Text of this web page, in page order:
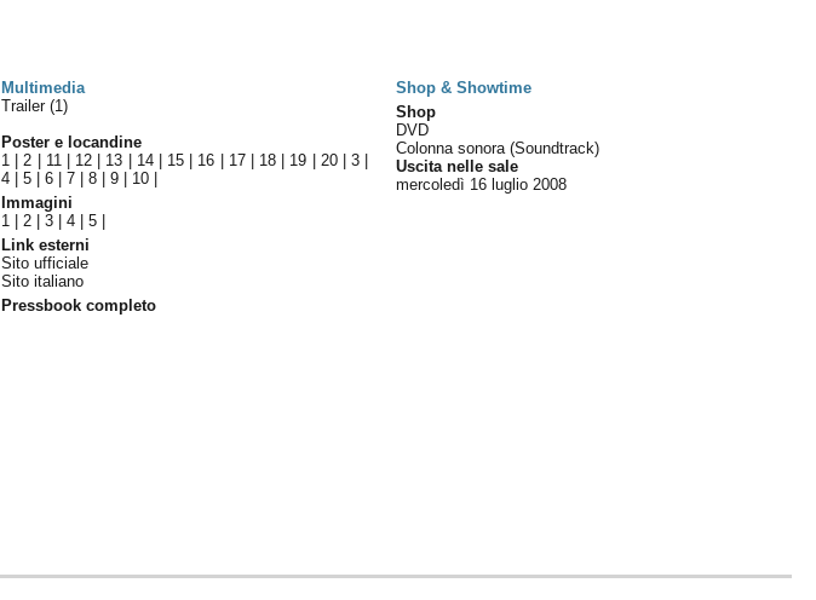
Multimedia
Shop & Showtime
Trailer (1)
Poster e locandine
1 |2 11| 12 13 14| 15 16 17| 18 19 20|3
4 |5 |6 |7 |8 |9 10
Immagini
1 |2 |3 |4 |5
Link esterni
Sito ufficiale
Sito italiano
Pressbook completo
Shop
DVD
Colonna sonora (Soundtrack)
Uscita nelle sale
mercoledì 16 luglio 2008